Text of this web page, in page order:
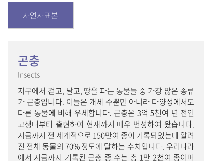
자연사표본
곤충
Insects
지구에서 걷고, 날고, 땅을 파는 동물들 중 가장 많은 종류
가 곤충입니다. 이들은 개체 수뿐만 아니라 다양성에서도
다른 동물에 비해 우세합니다. 곤충은 3억 5천여 년 전인
고생대부터 출현하여 현재까지 매우 번성하여 왔습니다.
지금까지 전 세계적으로 150만여 종이 기록되었는데 알려
진 전체 동물의 70% 정도에 달하는 수치입니다. 우리나라
에서 지금까지 기록된 곤충 종 수는 총 1만 2천여 종이며